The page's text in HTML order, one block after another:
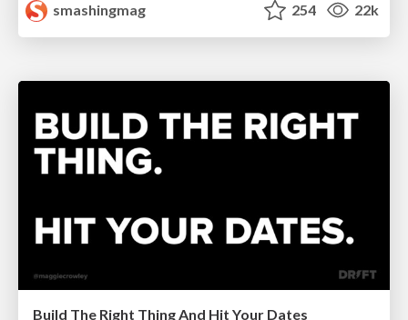
smashingmag
254 22k
Build The Right Thing And Hit Your Dates